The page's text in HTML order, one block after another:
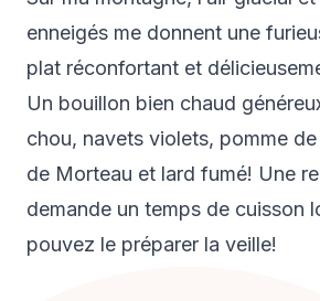
enneigés me donnent une
plat réconfortant et
Un bouillon bien chaud
chou, navets violets, pomme
de Morteau et lard fumé! Une
demande un temps de cuisson
pouvez le préparer la veille!